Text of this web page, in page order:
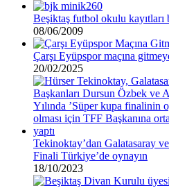
Beşiktaş futbol okulu kayıtları
08/06/2009
Çarşı Eyüpspor maçına
20/02/2025
Tekinoktay’dan Galatasaray
Finali Türkiye’de oynayın
18/10/2023